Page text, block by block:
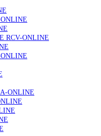
RCV-ONLINE
ONLINE